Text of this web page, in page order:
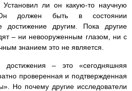
ли он какую-то научную
должен быть в состоянии
достижение другим. Пока другие
– ни невооруженным глазом, ни с
знанием это не является.
– это «сегодняшняя
проверенная и подтвержденная
Но почему другие исследователи